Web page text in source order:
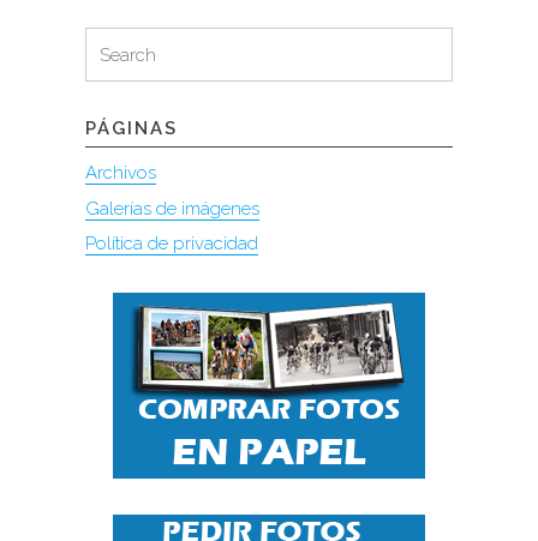
for:
Search
PÁGINAS
Archivos
Galerías de imágenes
Política de privacidad